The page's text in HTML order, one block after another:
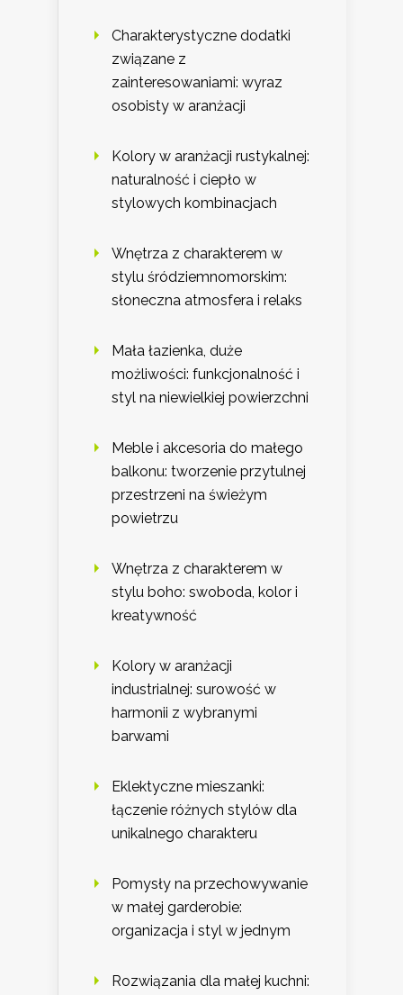
Charakterystyczne dodatki
związane z
zainteresowaniami: wyraz
osobisty w aranżacji
Kolory w aranżacji rustykalnej:
naturalność i ciepło w
stylowych kombinacjach
Wnętrza z charakterem w
stylu śródziemnomorskim:
słoneczna atmosfera i relaks
Mała łazienka, duże
możliwości: funkcjonalność i
styl na niewielkiej powierzchni
Meble i akcesoria do małego
balkonu: tworzenie przytulnej
przestrzeni na świeżym
powietrzu
Wnętrza z charakterem w
stylu boho: swoboda, kolor i
kreatywność
Kolory w aranżacji
industrialnej: surowość w
harmonii z wybranymi
barwami
Eklektyczne mieszanki:
łączenie różnych stylów dla
unikalnego charakteru
Pomysły na przechowywanie
w małej garderobie:
organizacja i styl w jednym
Rozwiązania dla małej kuchni: